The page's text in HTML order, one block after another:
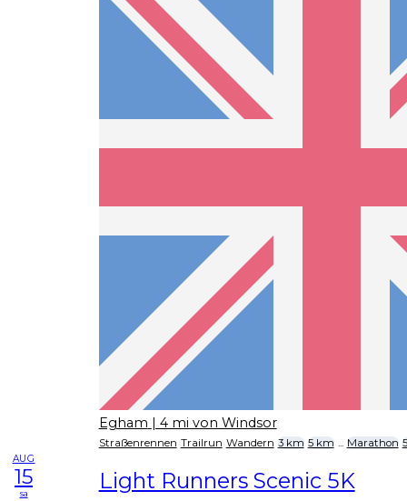
Egham | 4 mi von Windsor
Straßenrennen Trailrun Wandern 3 km 5 km ... Marathon
AUG
15
sa Light Runners Scenic 5K